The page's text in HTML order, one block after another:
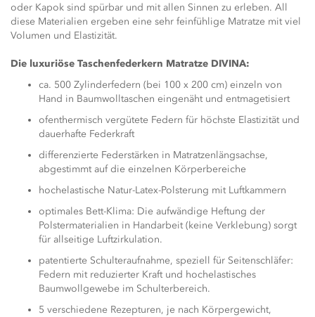
oder Kapok sind spürbar und mit allen Sinnen zu erleben. All
diese Materialien ergeben eine sehr feinfühlige Matratze mit viel
Volumen und Elastizität.
Die luxuriöse Taschenfederkern Matratze DIVINA:
ca. 500 Zylinderfedern (bei 100 x 200 cm) einzeln von
Hand in Baumwolltaschen eingenäht und entmagetisiert
ofenthermisch vergütete Federn für höchste Elastizität und
dauerhafte Federkraft
differenzierte Federstärken in Matratzenlängsachse,
abgestimmt auf die einzelnen Körperbereiche
hochelastische Natur-Latex-Polsterung mit Luftkammern
optimales Bett-Klima: Die aufwändige Heftung der
Polstermaterialien in Handarbeit (keine Verklebung) sorgt
für allseitige Luftzirkulation.
patentierte Schulteraufnahme, speziell für Seitenschläfer:
Federn mit reduzierter Kraft und hochelastisches
Baumwollgewebe im Schulterbereich.
5 verschiedene Rezepturen, je nach Körpergewicht,